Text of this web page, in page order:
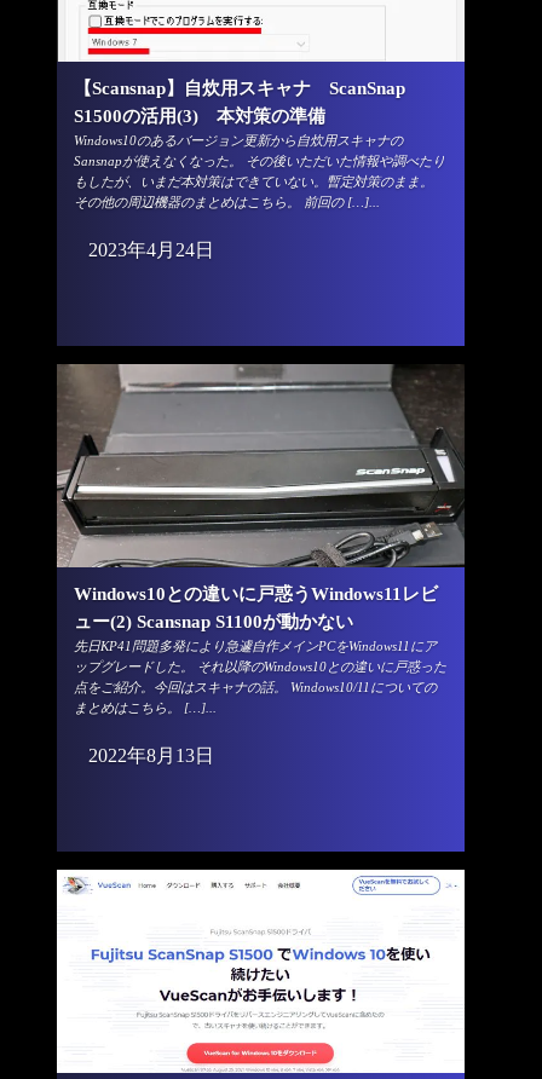
【Scansnap】自炊用スキャナ ScanSnap
S1500の活用(3) 本対策の準備
Windows10のあるバージョン更新から自炊用スキャナの
Sansnapが使えなくなった。 その後いただいた情報や調べたり
もしたが、いまだ本対策はできていない。暫定対策のまま。
その他の周辺機器のまとめはこちら。 前回の […]...
2023年4月24日
Windows10との違いに戸惑うWindows11レビ
ュー(2) Scansnap S1100が動かない
先日KP41問題多発により急遽自作メインPCをWindows11にア
ップグレードした。 それ以降のWindows10との違いに戸惑った
点をご紹介。今回はスキャナの話。 Windows10/11についての
まとめはこちら。 […]...
2022年8月13日